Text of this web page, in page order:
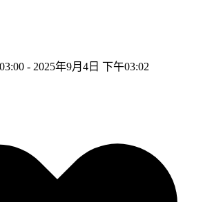
- 2025年9月4日 下午03:02